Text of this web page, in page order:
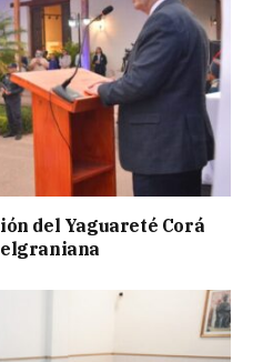
del Yaguareté Corá